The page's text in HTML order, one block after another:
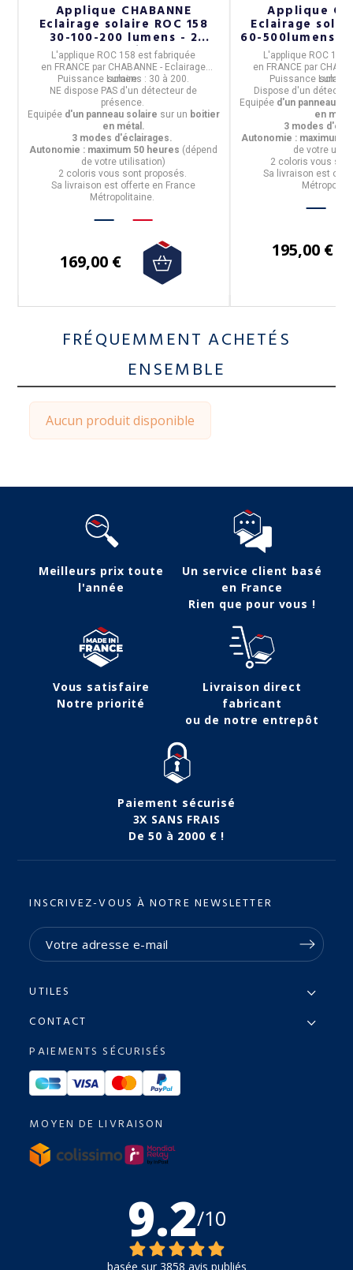
Applique CHABANNE
Eclairage solaire ROC 158
30-100-200 lumens - 2
coloris
L'applique ROC 158 est fabriquée
en FRANCE par CHABANNE - Eclairage
solaire.
Puissance Lumens : 30 à 200.
NE dispose PAS d'un détecteur de
présence.
Equipée d'un panneau solaire sur un boitier
en métal.
3 modes d'éclairages.
Autonomie : maximum 50 heures (dépend
de votre utilisation)
2 coloris vous sont proposés.
Sa livraison est offerte en France
Métropolitaine.
169,00 €
Applique
Eclairage
60-500lumens
présence -
L'applique ROC 158
en FRANCE par
solaire.
Puissance
Dispose d'un
Equipée d'un panneau
en
3 modes
Autonomie : maximum
de votre
2 coloris vous
Sa livraison est
195,00 €
FRÉQUEMMENT ACHETÉS
ENSEMBLE
Aucun produit disponible
Meilleurs prix toute
l'année
Un service client basé
en France
Rien que pour vous !
Vous satisfaire
Notre priorité
Livraison direct
fabricant
ou de notre entrepôt
Paiement sécurisé
3X SANS FRAIS
De 50 à 2000 € !
INSCRIVEZ-VOUS À NOTRE NEWSLETTER
UTILES
CONTACT
PAIEMENTS SÉCURISÉS
MOYEN DE LIVRAISON
9.2/10
basée sur 3858 avis publiés